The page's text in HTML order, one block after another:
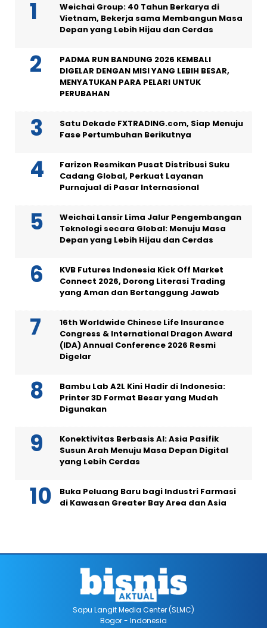
Weichai Group: 40 Tahun Berkarya di
Vietnam, Bekerja sama Membangun Masa
Depan yang Lebih Hijau dan Cerdas
PADMA RUN BANDUNG 2026 KEMBALI
DIGELAR DENGAN MISI YANG LEBIH BESAR,
MENYATUKAN PARA PELARI UNTUK
PERUBAHAN
Satu Dekade FXTRADING.com, Siap Menuju
Fase Pertumbuhan Berikutnya
Farizon Resmikan Pusat Distribusi Suku
Cadang Global, Perkuat Layanan
Purnajual di Pasar Internasional
Weichai Lansir Lima Jalur Pengembangan
Teknologi secara Global: Menuju Masa
Depan yang Lebih Hijau dan Cerdas
KVB Futures Indonesia Kick Off Market
Connect 2026, Dorong Literasi Trading
yang Aman dan Bertanggung Jawab
16th Worldwide Chinese Life Insurance
Congress & International Dragon Award
(IDA) Annual Conference 2026 Resmi
Digelar
Bambu Lab A2L Kini Hadir di Indonesia:
Printer 3D Format Besar yang Mudah
Digunakan
Konektivitas Berbasis AI: Asia Pasifik
Susun Arah Menuju Masa Depan Digital
yang Lebih Cerdas
Buka Peluang Baru bagi Industri Farmasi
di Kawasan Greater Bay Area dan Asia
Sapu Langit Media Center (SLMC)
Bogor - Indonesia